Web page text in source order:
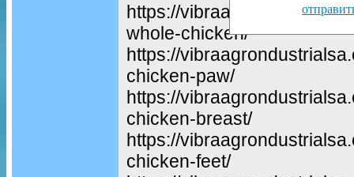
https://
whole-chicken/
https://
chicken-paw/
https://
chicken-breast/
https://
chicken-feet/